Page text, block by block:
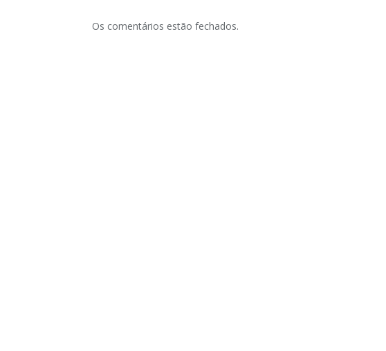
Os comentários estão fechados.